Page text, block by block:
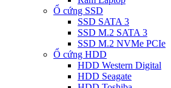
Ổ cứng SSD
SSD SATA 3
SSD M.2 SATA 3
SSD M.2 NVMe PCIe
Ổ cứng HDD
HDD Western Digital
HDD Seagate